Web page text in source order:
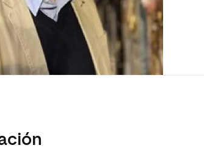
Ciencias
Internacionales
de la Salud
Sociales
y Tecnología
de la Salud
Sociales
Oficina de
Escuela de Humanidades
Normas de Organización y
Funcionamiento